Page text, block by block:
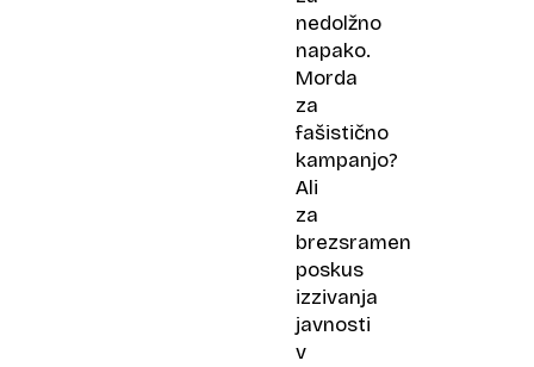
nedolžno
napako.
Morda
za
fašistično
kampanjo?
Ali
za
brezsramen
poskus
izzivanja
javnosti
v